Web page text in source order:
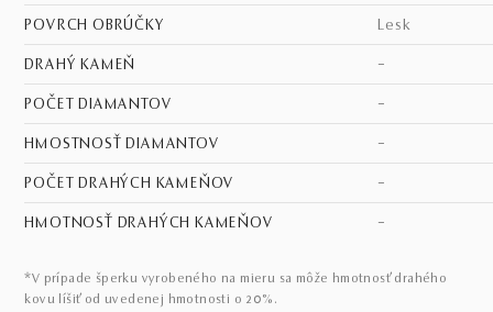
POVRCH OBRÚČKY lesk
DRAHÝ KAMEŇ –
POČET DIAMANTOV –
HMOSTNOSŤ DIAMANTOV –
POČET DRAHÝCH KAMEŇOV –
HMOTNOSŤ DRAHÝCH KAMEŇOV –
*V prípade šperku vyrobeného na mieru sa môže hmotnosť drahého
kovu líšiť od uvedenej hmotnosti o 20%.